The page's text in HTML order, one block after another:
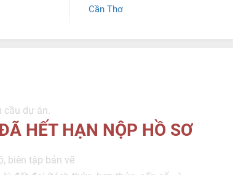
Cần Thơ
HẾT HẠN NỘP HỒ SƠ
cầu dự án.
biên tập bản vẽ